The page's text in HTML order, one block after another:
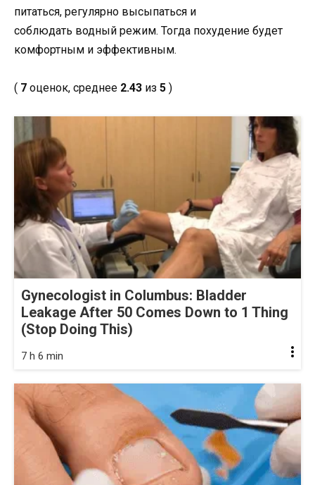
питаться, регулярно высыпаться и
соблюдать водный режим. Тогда похудение будет
комфортным и эффективным.
( 7 оценок, среднее 2.43 из 5 )
Gynecologist in Columbus: Bladder
Leakage After 50 Comes Down to 1 Thing
(Stop Doing This)
7 h 6 min